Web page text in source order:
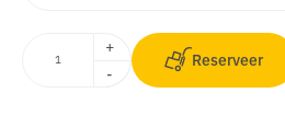
+
-
Reserveer